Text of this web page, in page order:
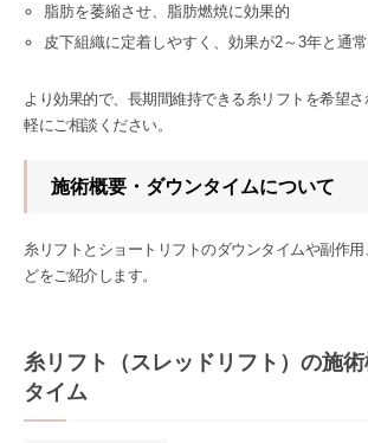
脂肪を萎縮させ、脂肪燃焼に効果的
皮下組織に定着しやすく、効果が2～3年と通
より効果的で、長期間維持できる糸リフトを希望
軽にご相談ください。
施術概要・ダウンタイムについて
糸リフトとショートリフトのダウンタイムや副作
どをご紹介します。
糸リフト（スレッドリフト）の施
タイム